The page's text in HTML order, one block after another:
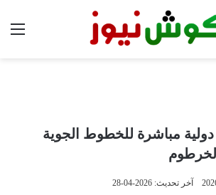
مباشرة للخطوط الجوية
آخر تحديث: 2026-04-28